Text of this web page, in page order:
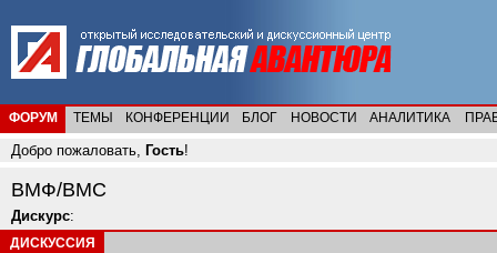
ФОРУМ ТЕМЫ КОНФЕРЕНЦИИ БЛОГ НОВОСТИ АНАЛИТИКА
Добро пожаловать, Гость!
ВМФ/ВМС
Дискурс:
ДИСКУССИЯ